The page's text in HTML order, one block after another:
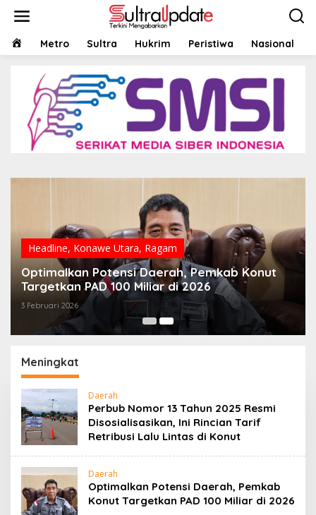
HOMEMetro Sultra Hukrim Peristiwa Nasional
Headline, Konawe Utara, Ragam
Optimalkan Potensi Daerah, Pemkab Konut
Targetkan PAD 100 Miliar di 2026
3 Februari 2026
Meningkat
Daerah
Perbub Nomor 13 Tahun 2025 Resmi
Disosialisasikan, Ini Rincian Tarif
Retribusi Lalu Lintas di Konut
Daerah
Optimalkan Potensi Daerah, Pemkab
Konut Targetkan PAD 100 Miliar di 2026